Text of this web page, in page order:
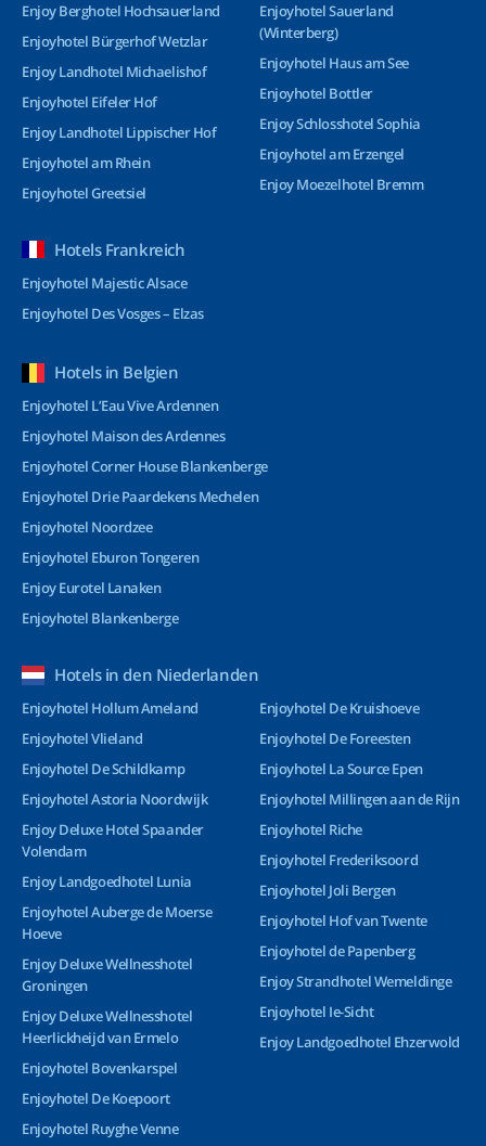
Enjoy Berghotel Hochsauerland
Enjoyhotel Bürgerhof Wetzlar
Enjoy Landhotel Michaelishof
Enjoyhotel Eifeler Hof
Enjoy Landhotel Lippischer Hof
Enjoyhotel am Rhein
Enjoyhotel Greetsiel
Enjoyhotel Sauerland
(Winterberg)
Enjoyhotel Haus am See
Enjoyhotel Bottler
Enjoy Schlosshotel Sophia
Enjoyhotel am Erzengel
Enjoy Moezelhotel Bremm
Hotels Frankreich
Enjoyhotel Majestic Alsace
Enjoyhotel Des Vosges – Elzas
Hotels in Belgien
Enjoyhotel L’Eau Vive Ardennen
Enjoyhotel Maison des Ardennes
Enjoyhotel Corner House Blankenberge
Enjoyhotel Drie Paardekens Mechelen
Enjoyhotel Noordzee
Enjoyhotel Eburon Tongeren
Enjoy Eurotel Lanaken
Enjoyhotel Blankenberge
Hotels in den Niederlanden
Enjoyhotel Hollum Ameland
Enjoyhotel Vlieland
Enjoyhotel De Schildkamp
Enjoyhotel Astoria Noordwijk
Enjoy Deluxe Hotel Spaander
Volendam
Enjoy Landgoedhotel Lunia
Enjoyhotel Auberge de Moerse
Hoeve
Enjoy Deluxe Wellnesshotel
Groningen
Enjoy Deluxe Wellnesshotel
Heerlickheijd van Ermelo
Enjoyhotel Bovenkarspel
Enjoyhotel De Koepoort
Enjoyhotel Ruyghe Venne
Enjoyhotel De Kruishoeve
Enjoyhotel De Foreesten
Enjoyhotel La Source Epen
Enjoyhotel Millingen aan de Rijn
Enjoyhotel Riche
Enjoyhotel Frederiksoord
Enjoyhotel Joli Bergen
Enjoyhotel Hof van Twente
Enjoyhotel de Papenberg
Enjoy Strandhotel Wemeldinge
Enjoyhotel Ie-Sicht
Enjoy Landgoedhotel Ehzerwold